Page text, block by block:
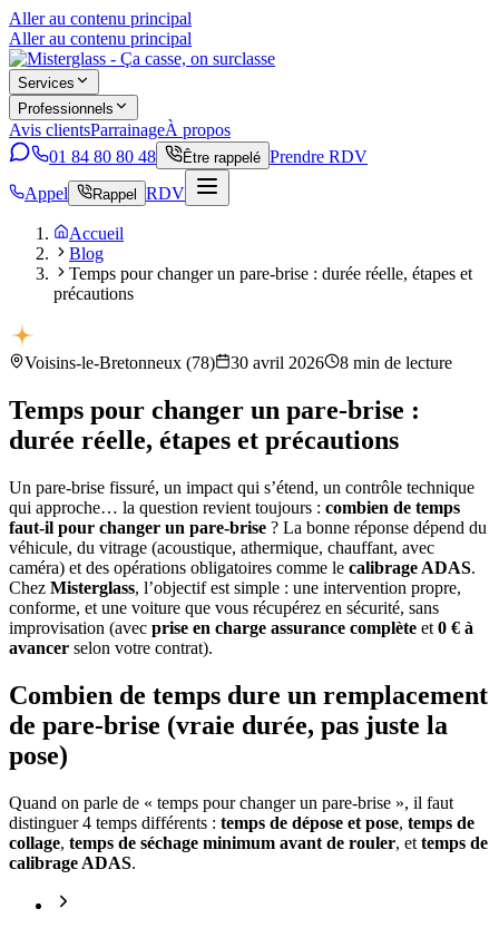
Aller au contenu principal
Aller au contenu principal
Services
Professionnels
Avis clientsParrainageÀ propos
01 84 80 80 48
Être rappelé Prendre RDV
Appel
Rappel RDV
Accueil
Blog
Temps pour changer un pare-brise : durée réelle, étapes et
précautions
Voisins-le-Bretonneux (78) 30 avril 2026 8 min de lecture
Temps pour changer un pare-brise :
durée réelle, étapes et précautions
Un pare-brise fissuré, un impact qui s’étend, un contrôle technique
qui approche… la question revient toujours : combien de temps
faut-il pour changer un pare-brise ? La bonne réponse dépend du
véhicule, du vitrage (acoustique, athermique, chauffant, avec
caméra) et des opérations obligatoires comme le calibrage ADAS.
Chez Misterglass, l’objectif est simple : une intervention propre,
conforme, et une voiture que vous récupérez en sécurité, sans
improvisation (avec prise en charge assurance complète et 0 € à
avancer selon votre contrat).
Combien de temps dure un remplacement
de pare-brise (vraie durée, pas juste la
pose)
Quand on parle de « temps pour changer un pare-brise », il faut
distinguer 4 temps différents : temps de dépose et pose, temps de
collage, temps de séchage minimum avant de rouler, et temps de
calibrage ADAS.